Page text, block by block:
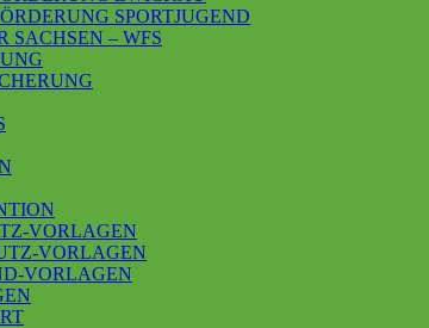
SPORTJUGEND
SACHSEN – WFS
VORLAGEN
VORLAGEN
VORLAGEN